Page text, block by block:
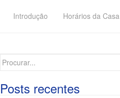
Introdução Horários da Casa
Search
Posts recentes